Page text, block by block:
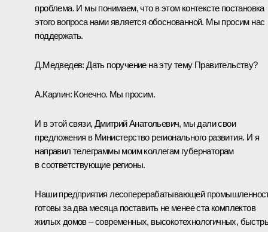
проблема. И мы понимаем, что в этом контексте постановка
этого вопроса нами является обоснованной. Мы просим нас
поддержать.
Д.Медведев: Дать поручение на эту тему Правительству?
А.Карлин: Конечно. Мы просим.
И в этой связи, Дмитрий Анатольевич, мы дали свои
предложения в Министерство регионального развития. И я
направил телеграммы моим коллегам губернаторам
в соответствующие регионы.
Наши предприятия лесоперерабатывающей
готовы за два месяца поставить не менее ста комплектов
жилых домов – современных, высокотехнологичных,